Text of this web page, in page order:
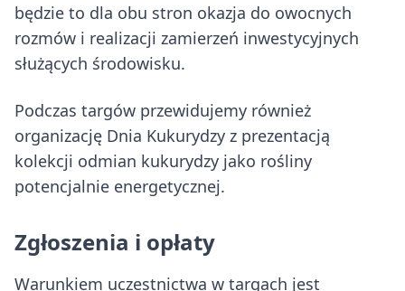
będzie to dla obu stron okazja do owocnych
rozmów i realizacji zamierzeń inwestycyjnych
służących środowisku.
Podczas targów przewidujemy również
organizację Dnia Kukurydzy z prezentacją
kolekcji odmian kukurydzy jako rośliny
potencjalnie energetycznej.
Zgłoszenia i opłaty
Warunkiem uczestnictwa w targach jest